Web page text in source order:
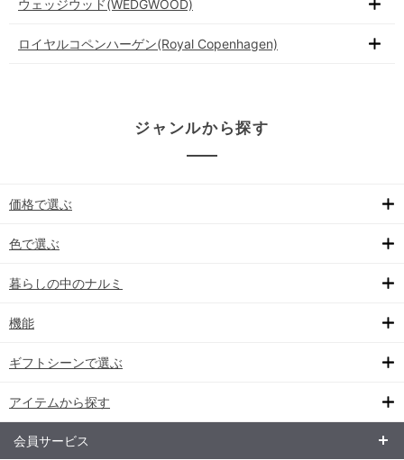
ウェッジウッド(WEDGWOOD)
ロイヤルコペンハーゲン(Royal Copenhagen)
ジャンルから探す
価格で選ぶ
色で選ぶ
暮らしの中のナルミ
機能
ギフトシーンで選ぶ
アイテムから探す
会員サービス